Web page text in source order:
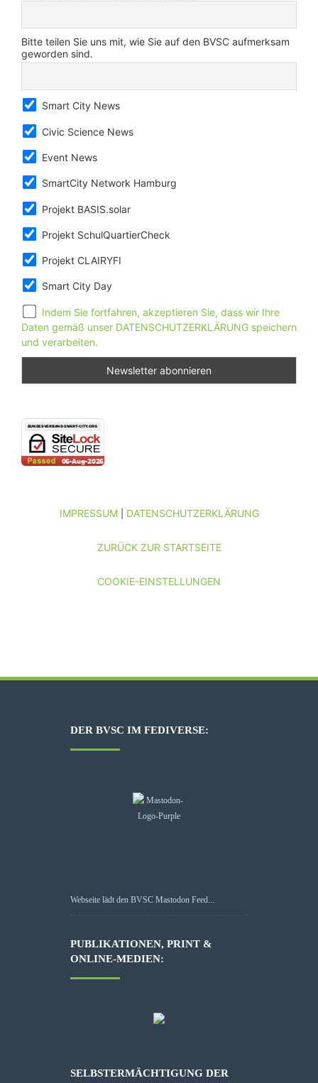
Bitte teilen Sie uns mit, wie Sie auf den BVSC aufmerksam
geworden sind.
Smart City News
Civic Science News
Event News
SmartCity Network Hamburg
Projekt BASIS.solar
Projekt SchulQuartierCheck
Projekt CLAIRYFI
Smart City Day
Indem Sie fortfahren, akzeptieren Sie, dass wir Ihre
Daten gemäß unser DATENSCHUTZERKLÄRUNG speichern
und verarbeiten.
IMPRESSUM| DATENSCHUTZERKLÄRUNG
ZURÜCK ZUR STARTSEITE
COOKIE-EINSTELLUNGEN
DER BVSC IM FEDIVERSE:
Webseite lädt den BVSC Mastodon Feed...
PUBLIKATIONEN, PRINT &
ONLINE-MEDIEN:
SELBSTERMÄCHTIGUNG DER